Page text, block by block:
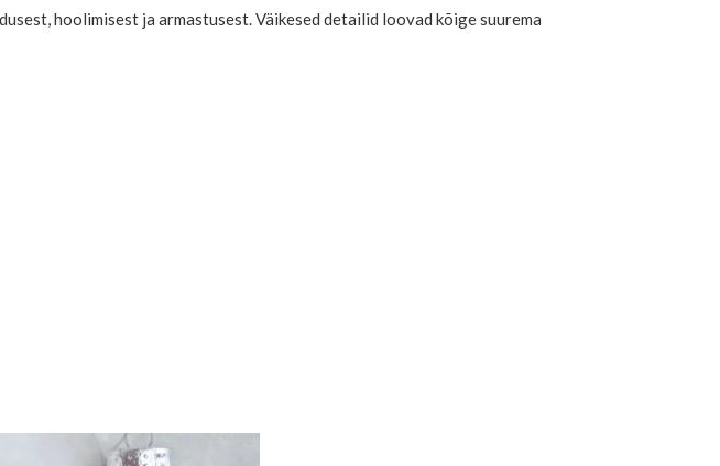
hoolimisest ja armastusest. Väikesed detailid loovad kõige suurema
Sellel